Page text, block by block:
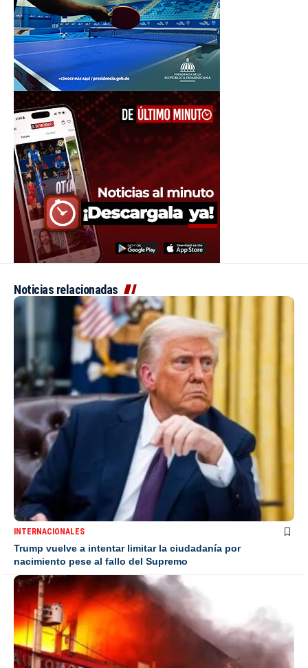
Noticias relacionadas
INTERNACIONALES
Trump vuelve a intentar limitar la ciudadanía por
nacimiento pese al fallo del Supremo